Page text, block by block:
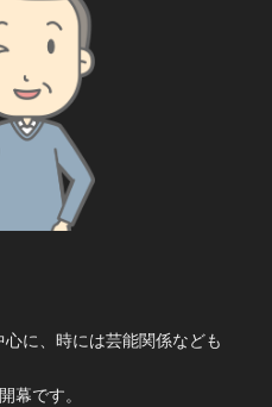
に、時には芸能関係なども
幕です。